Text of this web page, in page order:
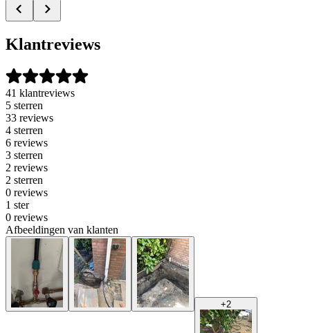
Klantreviews
41 klantreviews
5 sterren
33 reviews
4 sterren
6 reviews
3 sterren
2 reviews
2 sterren
0 reviews
1 ster
0 reviews
Afbeeldingen van klanten
+2